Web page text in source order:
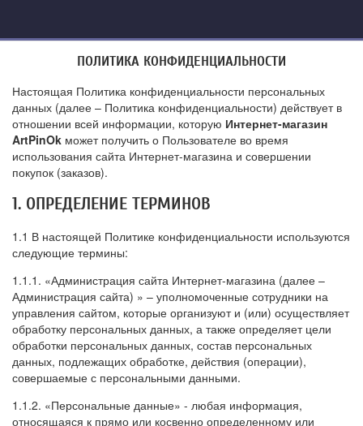
ПОЛИТИКА КОНФИДЕНЦИАЛЬНОСТИ
Настоящая Политика конфиденциальности персональных
данных (далее – Политика конфиденциальности) действует в
отношении всей информации, которую Интернет-магазин
ArtPinOk может получить о Пользователе во время
использования сайта Интернет-магазина и совершении
покупок (заказов).
1. ОПРЕДЕЛЕНИЕ ТЕРМИНОВ
1.1 В настоящей Политике конфиденциальности используются
следующие термины:
1.1.1. «Администрация сайта Интернет-магазина (далее –
Администрация сайта) » – уполномоченные сотрудники на
управления сайтом, которые организуют и (или) осуществляет
обработку персональных данных, а также определяет цели
обработки персональных данных, состав персональных
данных, подлежащих обработке, действия (операции),
совершаемые с персональными данными.
1.1.2. «Персональные данные» - любая информация,
относящаяся к прямо или косвенно определенному или